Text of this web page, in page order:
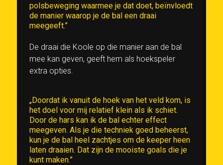
polsbeweging waarmee je dat doet, beïnvloedt
de manier waarop je de bal een draai
meegeeft.”
De draai die Koole op die manier aan de bal
mee kan geven, geeft hem als hoekspeler
extra opties.
„Doordat ik vanuit de hoek van het veld kom, is
het doel voor mij relatief klein als ik schiet.
Door de hars kan ik de bal echter effect
meegeven. Als je die techniek goed beheerst,
kun je de bal heel zachtjes om de keeper heen
laten draaien. Dat zijn de mooiste goals die je
kunt maken.”